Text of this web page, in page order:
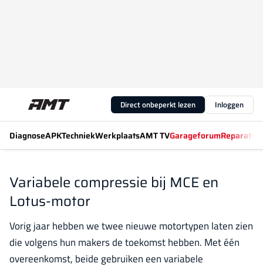
Direct onbeperkt lezen Inloggen
DiagnoseAPKTechniekWerkplaatsAMT TVGarageforum
Variabele compressie bij MCE en
Lotus-motor
Vorig jaar hebben we twee nieuwe motortypen laten zien
die volgens hun makers de toekomst hebben. Met één
overeenkomst, beide gebruiken een variabele